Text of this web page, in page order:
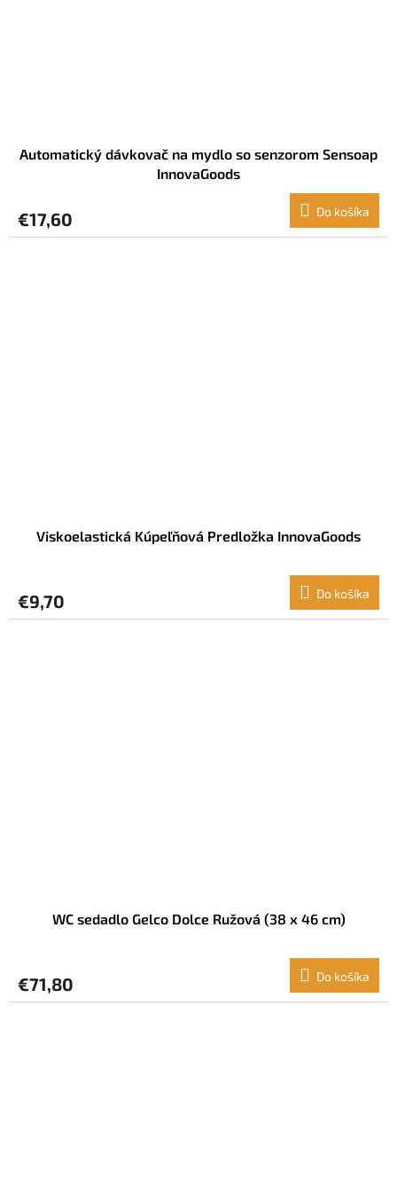
Automatický dávkovač na mydlo so senzorom Sensoap
InnovaGoods
€17,60 Do košíka
Viskoelastická Kúpeľňová Predložka InnovaGoods
€9,70 Do košíka
WC sedadlo Gelco Dolce Ružová (38 x 46 cm)
€71,80 Do košíka